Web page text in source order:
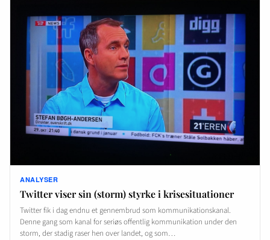
ANALYSER
Twitter viser sin (storm) styrke i krisesituationer
Twitter fik i dag endnu et gennembrud som kommunikationskanal.
Denne gang som kanal for seriøs offentlig kommunikation under den
storm, der stadig raser hen over landet, og som…